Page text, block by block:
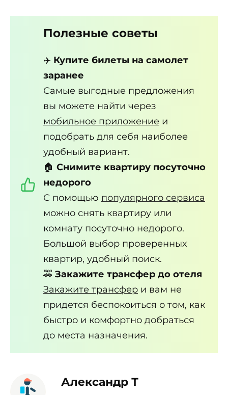
Полезные советы
✈️ Купите билеты на самолет
заранее
Самые выгодные предложения
вы можете найти через
мобильное приложение и
подобрать для себя наиболее
удобный вариант.
🏠 Снимите квартиру посуточно
недорого
С помощью популярного сервиса
можно снять квартиру или
комнату посуточно недорого.
Большой выбор проверенных
квартир, удобный поиск.
🚕 Закажите трансфер до отеля
Закажите трансфер и вам не
придется беспокоиться о том, как
быстро и комфортно добраться
до места назначения.
Александр Т